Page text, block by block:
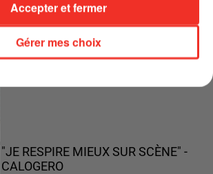
"ON N'EST PAS DES PARENTS
"JE RESPIRE MIEUX SUR SCÈNE" -
CALOGERO
Gérer mes choix
Accepter et fermer